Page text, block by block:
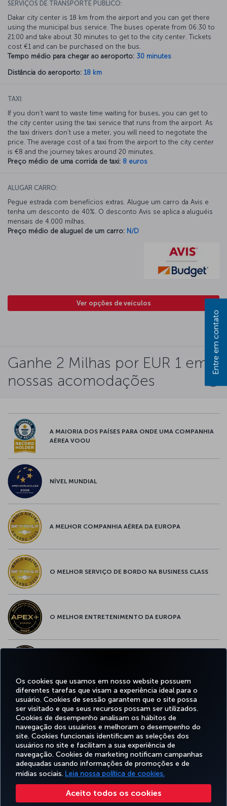
Os cookies que usamos em nosso website possuem
diferentes tarefas que visam a experiência ideal para o
usuário. Cookies de sessão garantem que o site possa
ser visitado e que seus recursos possam ser utilizados.
Cookies de desempenho analisam os hábitos de
navegação dos usuários e melhoram o desempenho do
site. Cookies funcionais identificam as seleções dos
usuários no site e facilitam a sua experiência de
navegação. Cookies de marketing notificam campanhas
adequadas usando informações de promoções e de
mídias sociais. Leia nossa política de cookies.
Aceito todos os cookies
SERVIÇOS DE TRANSPORTE PÚBLICO:
Dakar city center is 18 km from the airport and you can get there
using the municipal bus service. The buses operate from 06:30 to
21:00 and take about 30 minutes to get to the city center. Tickets
cost €1 and can be purchased on the bus.
Tempo médio para chegar ao aeroporto: 30 minutes
Distância do aeroporto: 18 km
TAXI:
If you don’t want to waste time waiting for buses, you can get to
the city center using the taxi service that runs from the airport. As
the taxi drivers don’t use a meter, you will need to negotiate the
price. The average cost of a taxi from the airport to the city center
is €8 and the journey takes around 20 minutes.
Preço médio de uma corrida de taxi: 8 euros
ALUGAR CARRO:
Pegue estrada com benefícios extras. Alugue um carro da Avis e
tenha um desconto de 40%. O desconto Avis se aplica a aluguéis
mensais de 4.000 milhas.
Preço médio de aluguel de um carro: N/D
Ver opções de veículos
Ganhe 2 Milhas por EUR 1 em
nossas acomodações
A MAIORIA DOS PAÍSES PARA ONDE UMA COMPANHIA
AÉREA VOOU
NÍVEL MUNDIAL
A MELHOR COMPANHIA AÉREA DA EUROPA
O MELHOR SERVIÇO DE BORDO NA BUSINESS CLASS
O MELHOR ENTRETENIMENTO DA EUROPA
Facebook
TwitterInstagram
YouTubeLinkedIn
TiktokBlog
RESERVA E
GERENCIAMENTO
EXPERIÊNCIA
OFERTAS
E
DESTINOS
AJUDA
Alterar configurações de cookies Plano de atendimento ao cliente do DOT dos EUA
Entre em contato